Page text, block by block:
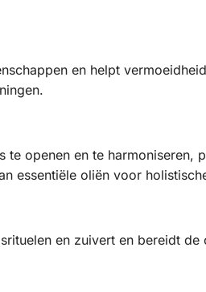
en helpt
openen en te harmoniseren,
essentiële oliën voor
en zuivert en bereidt